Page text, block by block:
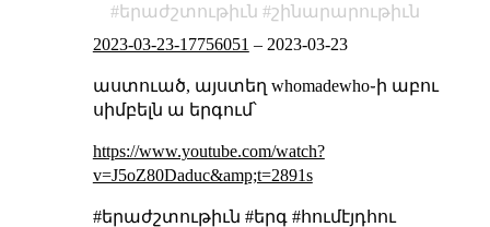
երաժշտութիւն
շինարարութիւն
2023-03-23-17756051 – 2023-03-23
աստուած, այստեղ whomadewho֊ի աբու
սիմբելն ա երգում՝
https://www.youtube.com/watch?
v=J5oZ80Daduc&amp;t=2891s
#երաժշտութիւն #երգ #հումէյդհու